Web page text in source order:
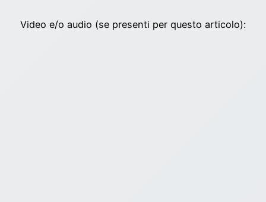
Video e/o audio (se presenti per questo articolo):